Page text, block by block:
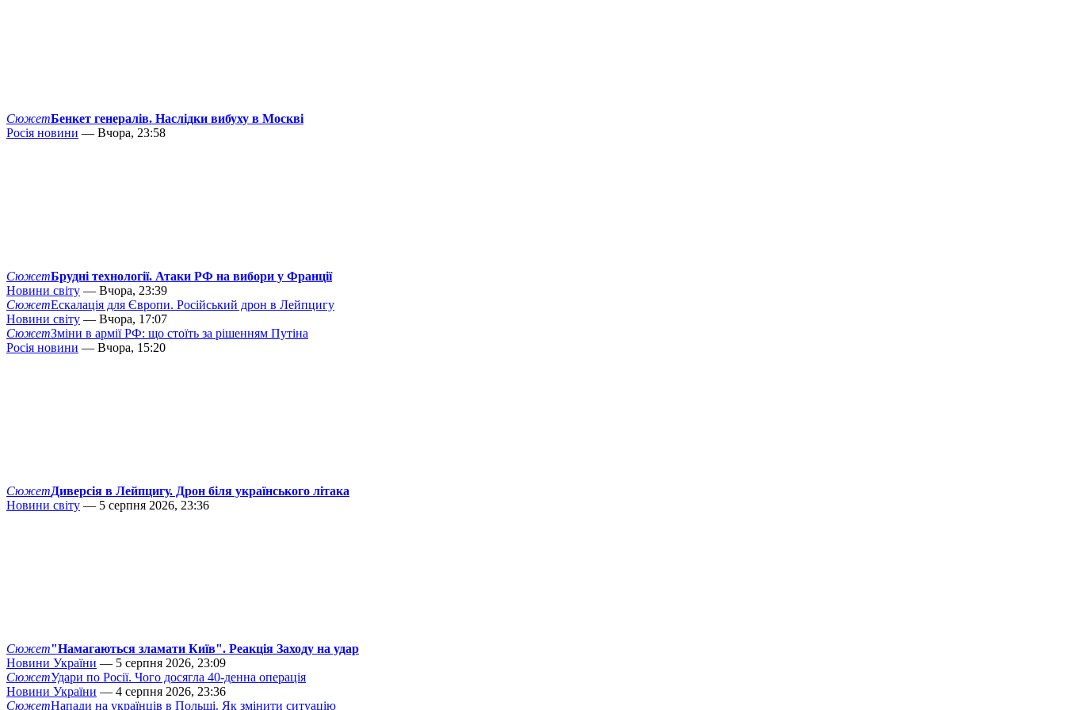
СюжетБенкет генералів. Наслідки вибуху в Москві
Росія новини — Вчора, 23:58
СюжетБрудні технології. Атаки РФ на вибори у Франції
Новини світу — Вчора, 23:39
СюжетЕскалація для Європи. Російський дрон в Лейпцигу
Новини світу — Вчора, 17:07
СюжетЗміни в армії РФ: що стоїть за рішенням Путіна
Росія новини — Вчора, 15:20
СюжетДиверсія в Лейпцигу. Дрон біля українського літака
Новини світу — 5 серпня 2026, 23:36
Сюжет"Намагаються зламати Київ". Реакція Заходу на удар
Новини України — 5 серпня 2026, 23:09
СюжетУдари по Росії. Чого досягла 40-денна операція
Новини України — 4 серпня 2026, 23:36
СюжетНапади на українців в Польщі. Як змінити ситуацію